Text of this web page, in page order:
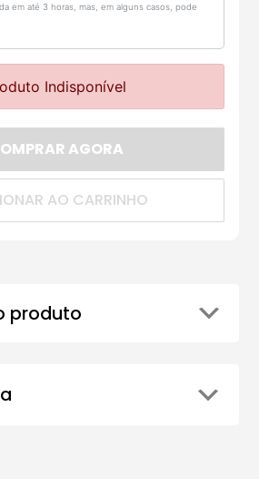
em até 3 horas, mas, em alguns casos, pode
Indisponível
AGORA
AO CARRINHO
produto